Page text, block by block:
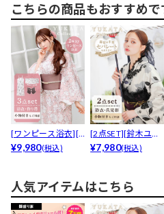
こちらの商品もおすすめで
[ワンピース浴衣][3
点SET][2w...
¥9,980(税込)
[2点SET][鈴木ユリ
ア(baby)...
¥7,980(税込)
人気アイテムはこちら